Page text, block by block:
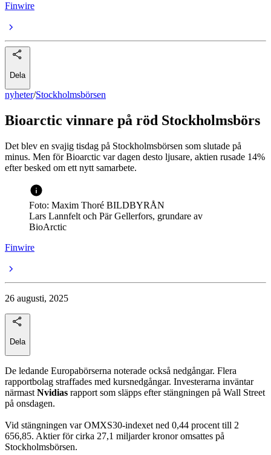
Finwire
Dela
nyheter/Stockholmsbörsen
Bioarctic vinnare på röd Stockholmsbörs
Det blev en svajig tisdag på Stockholmsbörsen som slutade på
minus. Men för Bioarctic var dagen desto ljusare, aktien rusade 14%
efter besked om ett nytt samarbete.
Foto: Maxim Thoré BILDBYRÅN
Lars Lannfelt och Pär Gellerfors, grundare av
BioArctic
Finwire
26 augusti, 2025
Dela
De ledande Europabörserna noterade också nedgångar. Flera
rapportbolag straffades med kursnedgångar. Investerarna inväntar
närmastNvidias rapport som släpps efter stängningen på Wall Street
på onsdagen.
Vid stängningen var OMXS30-indexet ned 0,44 procent till 2
656,85. Aktier för cirka 27,1 miljarder kronor omsattes på
Stockholmsbörsen.